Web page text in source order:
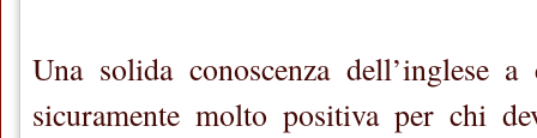
Una solida conoscenza dell’inglese a
sicuramente molto positiva per chi